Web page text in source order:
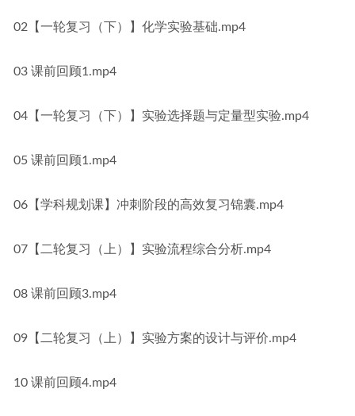
02【一轮复习（下）】化学实验基础.mp4
03 课前回顾1.mp4
04【一轮复习（下）】实验选择题与定量型实验.mp4
05 课前回顾1.mp4
06【学科规划课】冲刺阶段的高效复习锦囊.mp4
07【二轮复习（上）】实验流程综合分析.mp4
08 课前回顾3.mp4
09【二轮复习（上）】实验方案的设计与评价.mp4
10 课前回顾4.mp4